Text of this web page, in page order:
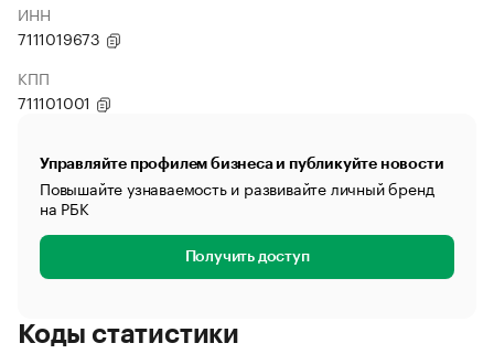
ИНН
7111019673
КПП
711101001
Управляйте профилем бизнеса и публикуйте новости
Повышайте узнаваемость и развивайте личный бренд
на РБК
Получить доступ
Коды статистики